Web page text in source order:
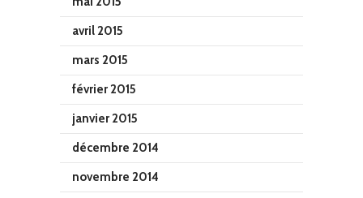
avril 2015
mars 2015
février 2015
janvier 2015
décembre 2014
novembre 2014